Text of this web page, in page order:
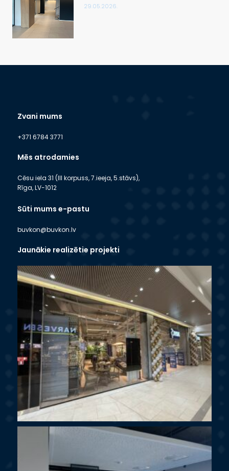
29.05.2026.
Zvani mums
+371 6784 3771
Mēs atrodamies
Cēsu iela 31 (III korpuss, 7.ieeja, 5.stāvs),
Rīga, LV-1012
Sūti mums e-pastu
buvkon@buvkon.lv
Jaunākie realizētie projekti